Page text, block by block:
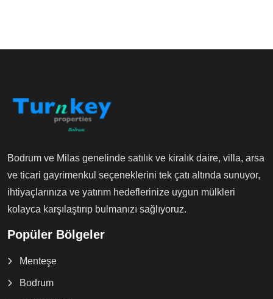
Bodrum ve Milas genelinde satılık ve kiralık daire, villa, arsa
ve ticari gayrimenkul seçeneklerini tek çatı altında sunuyor,
ihtiyaçlarınıza ve yatırım hedeflerinize uygun mülkleri
kolayca karşılaştırıp bulmanızı sağlıyoruz.
Popüler Bölgeler
Menteşe
Bodrum